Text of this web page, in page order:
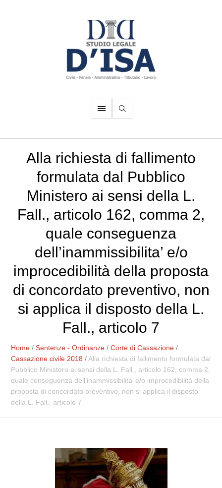
Alla richiesta di fallimento
formulata dal Pubblico
Ministero ai sensi della L.
Fall., articolo 162, comma 2,
quale conseguenza
dell’inammissibilita’ e/o
improcedibilità della proposta
di concordato preventivo, non
si applica il disposto della L.
Fall., articolo 7
Home /Sentenze - Ordinanze /Corte di Cassazione /
Cassazione civile 2018 /Alla richiesta di fallimento formulata dal
Pubblico Ministero ai sensi della L. Fall., articolo 162, comma 2,
quale conseguenza dell’inammissibilita’ e/o improcedibilità della
proposta di concordato preventivo, non si applica il disposto
della L. Fall., articolo 7